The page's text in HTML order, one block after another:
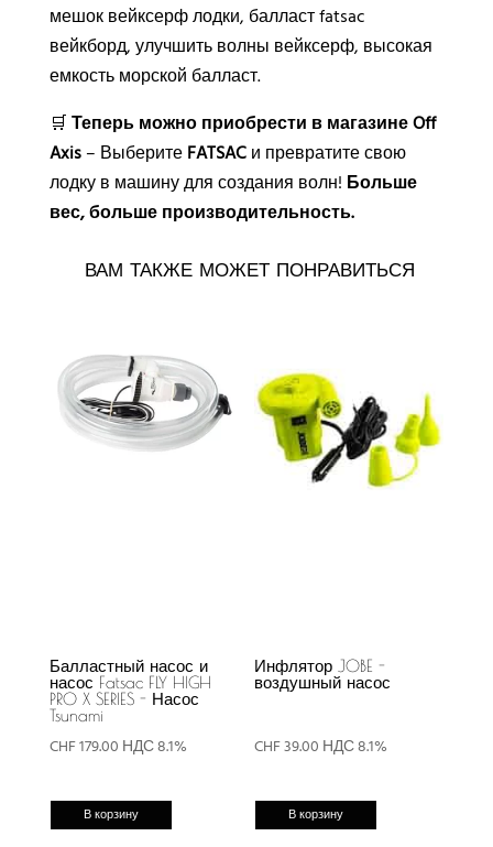
мешок вейксерф лодки, балласт fatsac
вейкборд, улучшить волны вейксерф, высокая
емкость морской балласт.
🛒 Теперь можно приобрести в магазине Off
Axis– Выберите FATSACи превратите свою
лодку в машину для создания волн! Больше
вес, больше производительность.
ВАМ ТАКЖЕ МОЖЕТ ПОНРАВИТЬСЯ
Балластный насос и
насос Fatsac FLY HIGH
PRO X SERIES - Насос
Tsunami
CHF179.00 НДС 8.1%
В корзину
Инфлятор JOBE -
воздушный насос
CHF39.00 НДС 8.1%
В корзину